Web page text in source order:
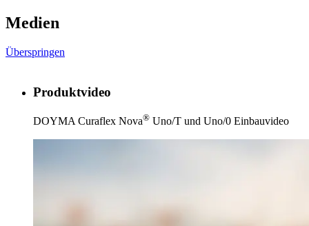
Medien
Überspringen
Produktvideo
DOYMA Curaflex Nova® Uno/T und Uno/0 Einbauvideo